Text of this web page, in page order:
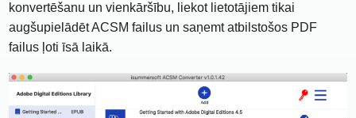
konvertēšanu un vienkāršību, liekot lietotājiem tikai
augšupielādēt ACSM failus un saņemt atbilstošos PDF
failus ļoti īsā laikā.